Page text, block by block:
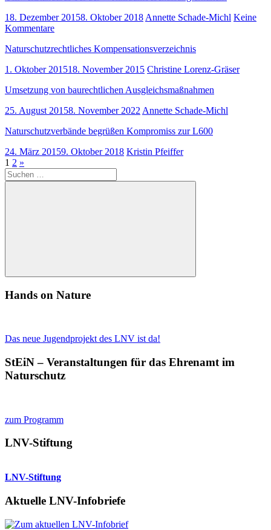
18. Dezember 20158. Oktober 2018 Annette Schade-Michl Keine
Kommentare
Naturschutzrechtliches Kompensationsverzeichnis
1. Oktober 201518. November 2015 Christine Lorenz-Gräser
Umsetzung von baurechtlichen Ausgleichsmaßnahmen
25. August 20158. November 2022 Annette Schade-Michl
Naturschutzverbände begrüßen Kompromiss zur L600
24. März 20159. Oktober 2018 Kristin Pfeiffer
Seitennummerierung
der
1 2 Nächste
Beiträge
»
Suchen
nach:
Suchen
Hands on Nature
Das neue Jugendprojekt des LNV ist da!
StEiN – Veranstaltungen für das Ehrenamt im
Naturschutz
zum Programm
LNV-Stiftung
LNV-Stiftung
Aktuelle LNV-Infobriefe